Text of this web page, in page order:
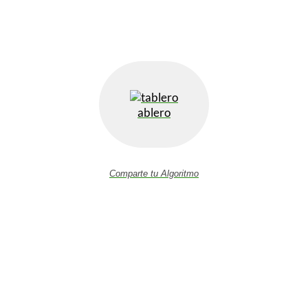
ablero
Comparte tu Algoritmo